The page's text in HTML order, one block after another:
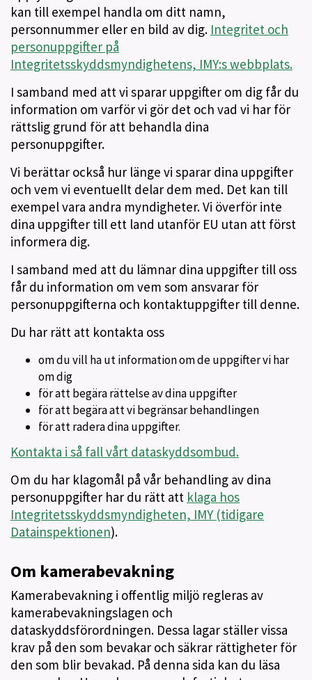
kan till exempel handla om ditt namn,
personnummer eller en bild av dig. Integritet och
personuppgifter på
Integritetsskyddsmyndighetens, IMY:s webbplats.
I samband med att vi sparar uppgifter om dig får du
information om varför vi gör det och vad vi har för
rättslig grund för att behandla dina
personuppgifter.
Vi berättar också hur länge vi sparar dina uppgifter
och vem vi eventuellt delar dem med. Det kan till
exempel vara andra myndigheter. Vi överför inte
dina uppgifter till ett land utanför EU utan att först
informera dig.
I samband med att du lämnar dina uppgifter till oss
får du information om vem som ansvarar för
personuppgifterna och kontaktuppgifter till denne.
Du har rätt att kontakta oss
om du vill ha ut information om de uppgifter vi har
om dig
för att begära rättelse av dina uppgifter
för att begära att vi begränsar behandlingen
för att radera dina uppgifter.
Kontakta i så fall vårt dataskyddsombud.
Om du har klagomål på vår behandling av dina
personuppgifter har du rätt att klaga hos
Integritetsskyddsmyndigheten, IMY (tidigare
Datainspektionen).
Om kamerabevakning
Kamerabevakning i offentlig miljö regleras av
kamerabevakningslagen och
dataskyddsförordningen. Dessa lagar ställer vissa
krav på den som bevakar och säkrar rättigheter för
den som blir bevakad. På denna sida kan du läsa